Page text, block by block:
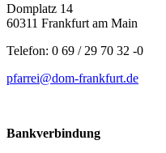
Domplatz 14
60311 Frankfurt am Main
Telefon: 0 69 / 29 70 32 -0
pfarrei@dom-frankfurt.de
Bankverbindung